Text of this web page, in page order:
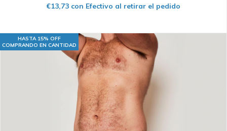
€13,73 con Efectivo al retirar el pedido
HASTA 15% OFF
COMPRANDO EN CANTIDAD